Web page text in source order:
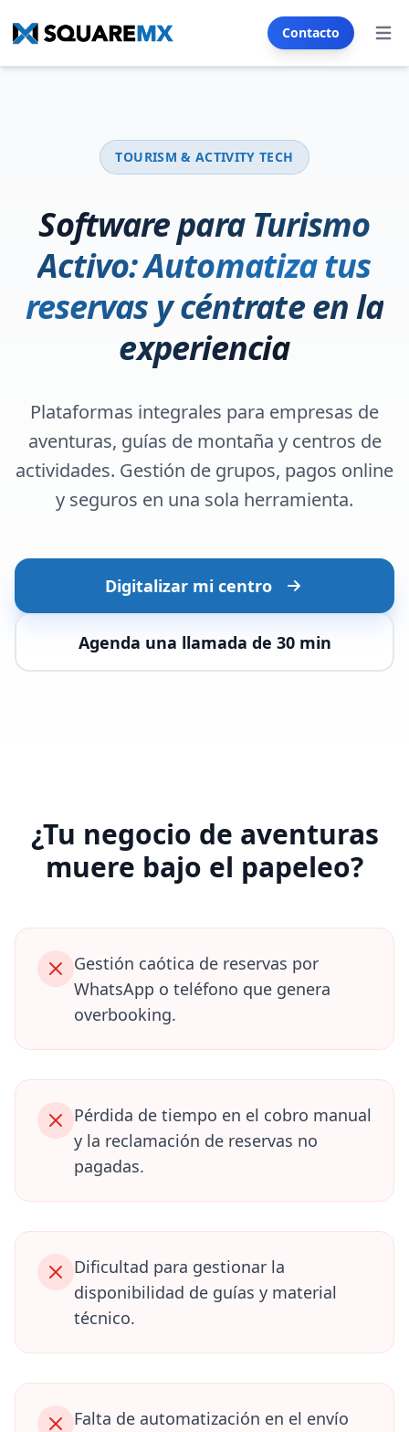
Contacto Abrir
Inmobiliario Automoción
Restaurantes & Cafés Salud & Bienestar
Seguros Turismo & Hoteles
Formación & Educación
Generador SMS & Email
TOURISM & ACTIVITY TECH
Software para Turismo
Activo: Automatiza tus
reservas y céntrate en la
experiencia
Plataformas integrales para empresas de
aventuras, guías de montaña y centros de
actividades. Gestión de grupos, pagos online
y seguros en una sola herramienta.
Digitalizar mi centro
Agenda una llamada de 30 min
¿Tu negocio de aventuras
muere bajo el papeleo?
Gestión caótica de reservas por
WhatsApp o teléfono que genera
overbooking.
Pérdida de tiempo en el cobro manual
y la reclamación de reservas no
pagadas.
Dificultad para gestionar la
disponibilidad de guías y material
técnico.
Falta de automatización en el envío